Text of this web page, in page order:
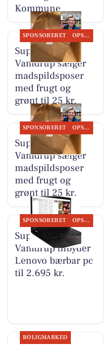
Kommune
SPONSORERET OPSLAGSTAVLEN
SuperBrugsen
Vamdrup sælger
madspildsposer
med frugt og
grønt til 25 kr.
SPONSORERET OPSLAGSTAVLEN
SuperBrugsen
Vamdrup sælger
madspildsposer
med frugt og
grønt til 25 kr.
SPONSORERET OPSLAGSTAVLEN
SuperBrugsen
Vamdrup tilbyder
Lenovo bærbar pc
til 2.695 kr.
BOLIGMARKED